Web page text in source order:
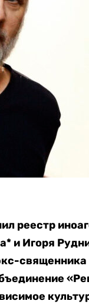
реестр
и Игоря